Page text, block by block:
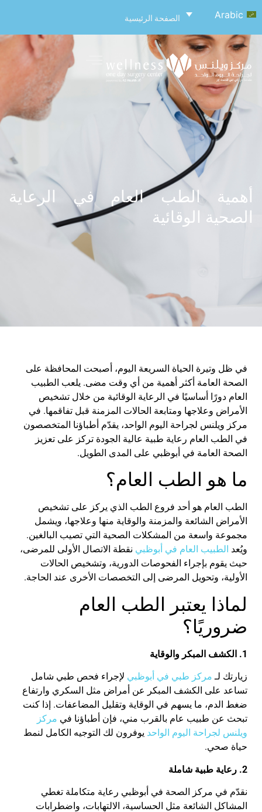
Arabic الصفحة الرئيسية
أهمية الطب العام في الرعاية
الصحية الوقائية
في ظل وتيرة الحياة السريعة اليوم، أصبحت المحافظة على
الصحة العامة أكثر أهمية من أي وقت مضى. يلعب الطبيب
العام دورًا أساسيًا في الرعاية الوقائية من خلال تشخيص
الأمراض وعلاجها ومتابعة الحالات المزمنة قبل تفاقمها. في
مركز ويلنس لجراحة اليوم الواحد، يقدّم أطباؤنا المتخصصون
في الطب العام رعاية طبية عالية الجودة تركز على تعزيز
الصحة العامة في أبوظبي على المدى الطويل.
ما هو الطب العام؟
الطب العام هو أحد فروع الطب الذي يركز على تشخيص
الأمراض الشائعة والمزمنة والوقاية منها وعلاجها، ويشمل
مجموعة واسعة من المشكلات الصحية التي تصيب البالغين.
ويُعد الطبيب العام في أبوظبي نقطة الاتصال الأولى للمرضى،
حيث يقوم بإجراء الفحوصات الدورية، وتشخيص الحالات
الأولية، وتحويل المرضى إلى التخصصات الأخرى عند الحاجة.
لماذا يعتبر الطب العام
ضروريًا؟
1
. الكشف المبكر والوقاية
زيارتك لـ مركز طبي في أبوظبي لإجراء فحص طبي شامل
تساعد على الكشف المبكر عن أمراض مثل السكري و ارتفاع
ضغط الدم، ما يسهم في الوقاية وتقليل المضاعفات. إذا كنت
تبحث عن طبيب عام بالقرب مني، فإن أطباؤنا في مركز
ويلنس لجراحة اليوم الواحد يوفرون لك التوجيه الكامل لنمط
حياة صحي.
2
. رعاية طبية شاملة
نقدّم في مركز الصحة في أبوظبي رعاية متكاملة تغطي
المشاكل الشائعة مثل الحساسية، الالتهابات، واضطرابات